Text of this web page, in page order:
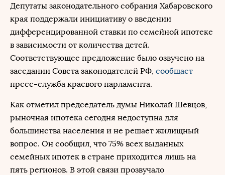
Депутаты законодательного собрания Хабаровского
края поддержали инициативу о введении
дифференцированной ставки по семейной ипотеке
в зависимости от количества детей.
Соответствующее предложение было озвучено на
заседании Совета законодателей РФ, сообщает
пресс-служба краевого парламента.
Как отметил председатель думы Николай Шевцов,
рыночная ипотека сегодня недоступна для
большинства населения и не решает жилищный
вопрос. Он сообщил, что 75% всех выданных
семейных ипотек в стране приходится лишь на
пять регионов. В этой связи прозвучало